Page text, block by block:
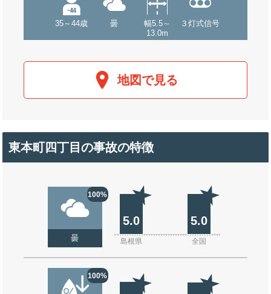
35～44歳 曇
幅5.5～
13.0m
３灯式信号
地図で見る
東本町四丁目の事故の特徴
100%
曇
5.0 5.0
島根県 全国
100%